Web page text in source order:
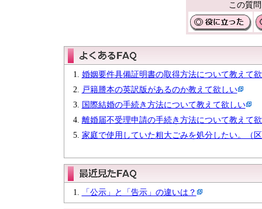
この質
婚姻要件具備証明書の取得方法について教えて
戸籍謄本の英訳版があるのか教えて欲しい
国際結婚の手続き方法について教えて欲しい
離婚届不受理申請の手続き方法について教えて
家庭で使用していた粗大ごみを処分したい。（
「公示」と「告示」の違いは？